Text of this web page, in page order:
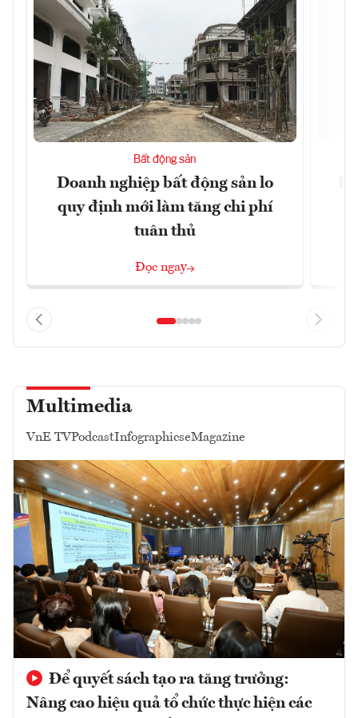
Bất động sản
Doanh nghiệp bất động sản lo
quy định mới làm tăng chi phí
tuân thủ
Đọc ngay
Multimedia
VnE TVPodcastInfographicseMagazine
Để quyết sách tạo ra tăng trưởng:
Nâng cao hiệu quả tổ chức thực hiện các